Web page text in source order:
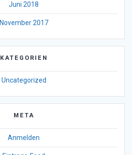
Juni 2018
November 2017
KATEGORIEN
Uncategorized
META
Anmelden